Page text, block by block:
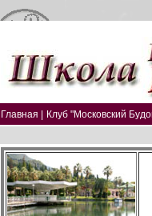
Главная | Клуб "Московский